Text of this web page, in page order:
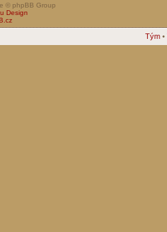
© phpBB Group
Design
Tým